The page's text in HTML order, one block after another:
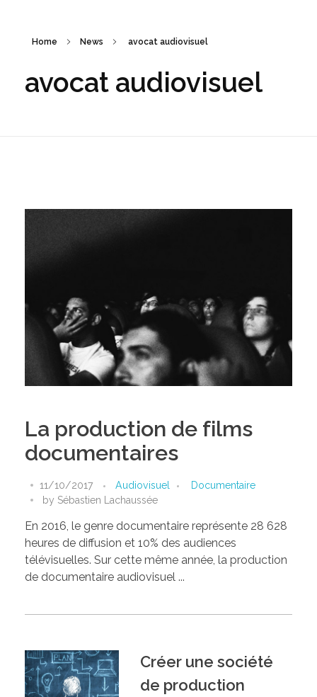
Home News avocat audiovisuel
avocat audiovisuel
La production de films
documentaires
11/10/2017 Audiovisuel
Documentaire
by Sébastien Lachaussée
En 2016, le genre documentaire représente 28 628
heures de diffusion et 10% des audiences
télévisuelles. Sur cette même année, la production
de documentaire audiovisuel ...
Créer une société
de production